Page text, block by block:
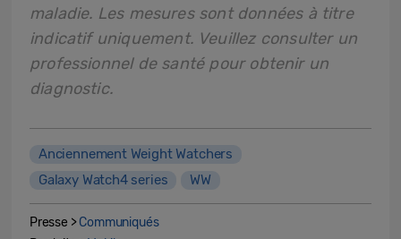
maladie. Les mesures sont données à titre
indicatif uniquement. Veuillez consulter un
professionnel de santé pour obtenir un
diagnostic.
Anciennement Weight Watchers
Galaxy Watch4 series
WW
Presse >Communiqués